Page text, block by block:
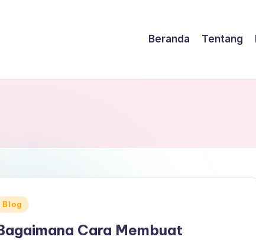
Beranda Tentang
Blog
Cara Membuat